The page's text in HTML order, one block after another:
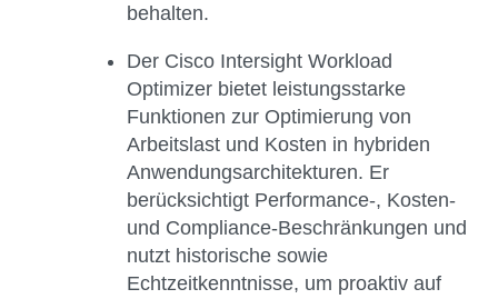
behalten.
Der Cisco Intersight Workload
Optimizer bietet leistungsstarke
Funktionen zur Optimierung von
Arbeitslast und Kosten in hybriden
Anwendungsarchitekturen. Er
berücksichtigt Performance-, Kosten-
und Compliance-Beschränkungen und
nutzt historische sowie
Echtzeitkenntnisse, um proaktiv auf